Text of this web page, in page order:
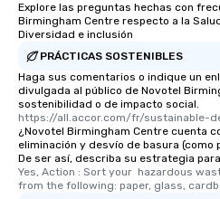
Explore las preguntas hechas con
Birmingham Centre respecto a la
Diversidad e inclusión
PRÁCTICAS SOSTENIBLES
Haga sus comentarios o indique un
divulgada al público de Novotel
sostenibilidad o de impacto social.
https://all.accor.com/fr/sustainable-
¿Novotel Birmingham Centre cuenta
eliminación y desvío de basura (como
De ser así, describa su estrategia
Yes, Action : Sort your  hazardous
from the following: paper, glass,